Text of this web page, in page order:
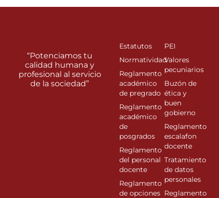
“Potenciamos tu
calidad humana y
profesional al servicio
de la sociedad”
Estatutos
Normatividad
Reglamento
académico
de pregrado
Reglamento
académico
de
posgrados
Reglamento
del personal
docente
Reglamento
de opciones
PEI
Valores
pecuniarios
Buzón de
ética y
buen
gobierno
Reglamento
escalafon
docente
Tratamiento
de datos
personales
Reglamento